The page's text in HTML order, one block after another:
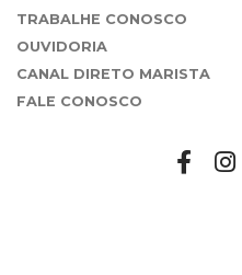
TRABALHE CONOSCO
OUVIDORIA
CANAL DIRETO MARISTA
FALE CONOSCO